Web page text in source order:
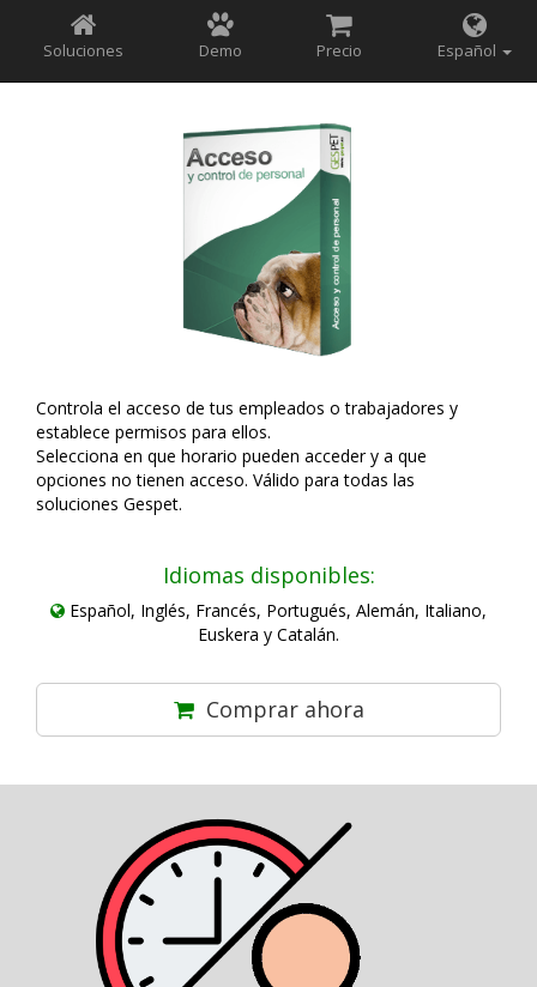
Soluciones Demo Precio Español
Controla el acceso de tus empleados o trabajadores y
establece permisos para ellos.
Selecciona en que horario pueden acceder y a que
opciones no tienen acceso. Válido para todas las
soluciones Gespet.
Idiomas disponibles:
Español, Inglés, Francés, Portugués, Alemán, Italiano,
Euskera y Catalán.
Comprar ahora